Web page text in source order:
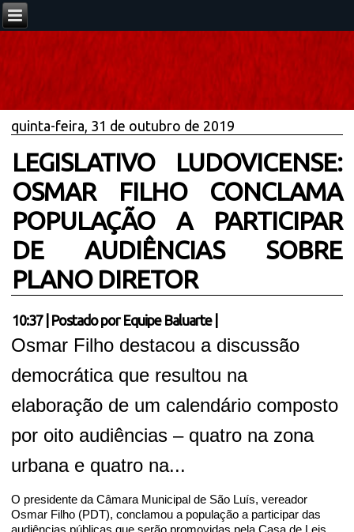
quinta-feira, 31 de outubro de 2019
LEGISLATIVO LUDOVICENSE:
OSMAR FILHO CONCLAMA
POPULAÇÃO A PARTICIPAR
DE AUDIÊNCIAS SOBRE
PLANO DIRETOR
10:37| Postado por Equipe Baluarte
Osmar Filho destacou a discussão
democrática que resultou na
elaboração de um calendário composto
por oito audiências – quatro na zona
urbana e quatro na...
O presidente da Câmara Municipal de São Luís, vereador
Osmar Filho (PDT), conclamou a população a participar das
audiências públicas que serão promovidas pela Casa de Leis